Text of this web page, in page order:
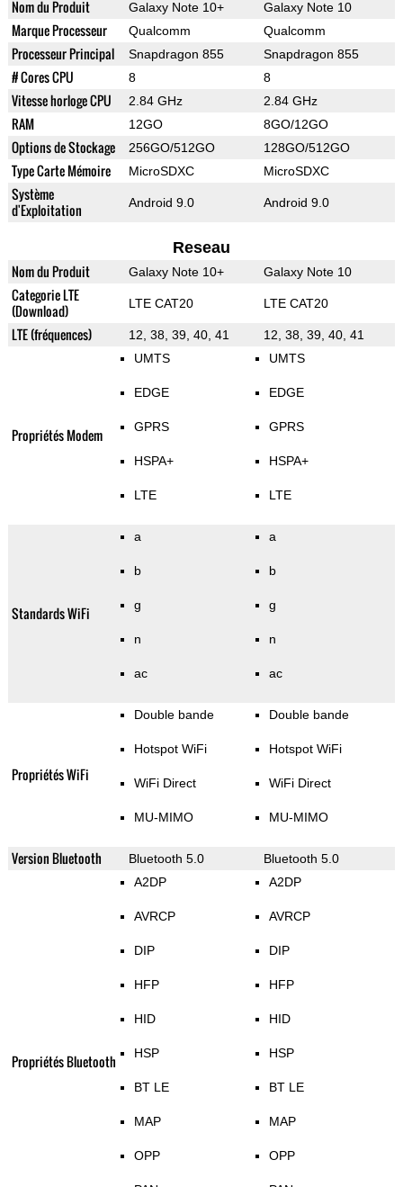
Nom du Produit Galaxy Note 10+ Galaxy Note 10
Marque Processeur Qualcomm Qualcomm
Processeur Principal Snapdragon 855 Snapdragon 855
# Cores CPU 8 8
Vitesse horloge CPU 2.84 GHz 2.84 GHz
RAM 12GO 8GO/12GO
Options de Stockage 256GO/512GO 128GO/512GO
Type Carte Mémoire MicroSDXC MicroSDXC
Système
d'Exploitation
Android 9.0 Android 9.0
Reseau
Nom du Produit Galaxy Note 10+ Galaxy Note 10
Categorie LTE
(Download)
LTE CAT20 LTE CAT20
LTE (fréquences) 12, 38, 39, 40, 41 12, 38, 39, 40, 41
Propriétés Modem
UMTS
EDGE
GPRS
HSPA+
LTE
UMTS
EDGE
GPRS
HSPA+
LTE
Standards WiFi
a
b
g
n
ac
a
b
g
n
ac
Propriétés WiFi
Double bande
Hotspot WiFi
WiFi Direct
MU-MIMO
Double bande
Hotspot WiFi
WiFi Direct
MU-MIMO
Version Bluetooth Bluetooth 5.0 Bluetooth 5.0
Propriétés Bluetooth
A2DP
AVRCP
DIP
HFP
HID
HSP
BT LE
MAP
OPP
A2DP
AVRCP
DIP
HFP
HID
HSP
BT LE
MAP
OPP